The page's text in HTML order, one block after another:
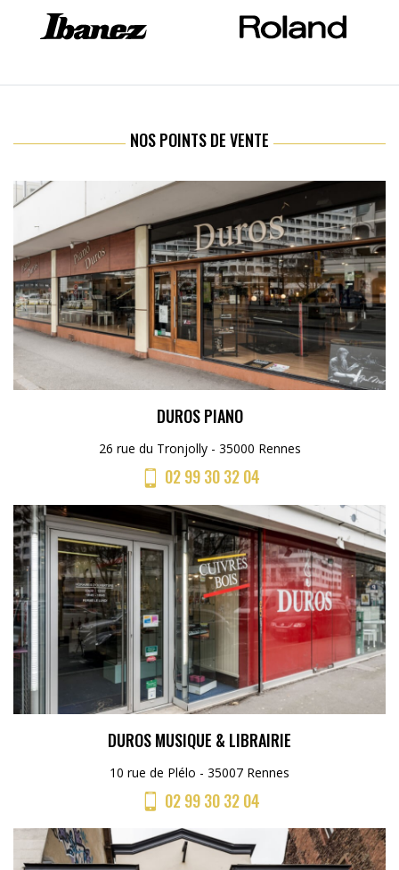
NOS POINTS DE VENTE
DUROS PIANO
26 rue du Tronjolly - 35000 Rennes
02 99 30 32 04
DUROS MUSIQUE & LIBRAIRIE
10 rue de Plélo - 35007 Rennes
02 99 30 32 04